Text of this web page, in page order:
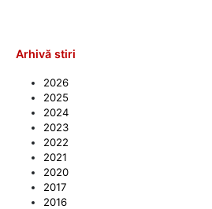
Arhivă stiri
2026
2025
2024
2023
2022
2021
2020
2017
2016